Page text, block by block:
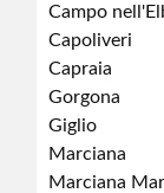
Campo
Capoliveri
Capraia
Gorgona
Giglio
Marciana
Marciana